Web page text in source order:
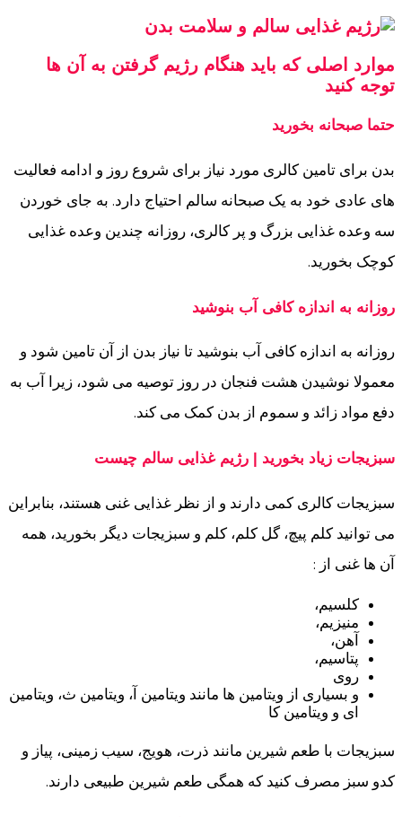
موارد اصلی که باید هنگام رژیم گرفتن به آن ها
توجه کنید
حتما صبحانه بخورید
بدن برای تامین کالری مورد نیاز برای شروع روز و ادامه فعالیت
های عادی خود به یک صبحانه سالم احتیاج دارد. به جای خوردن
سه وعده غذایی بزرگ و پر کالری، روزانه چندین وعده غذایی
کوچک بخورید.
روزانه به اندازه کافی آب بنوشید
روزانه به اندازه کافی آب بنوشید تا نیاز بدن از آن تامین شود و
معمولا نوشیدن هشت فنجان در روز توصیه می شود، زیرا آب به
دفع مواد زائد و سموم از بدن کمک می کند.
سبزیجات زیاد بخورید | رژیم غذایی سالم چیست
سبزیجات کالری کمی دارند و از نظر غذایی غنی هستند، بنابراین
می توانید کلم پیچ، گل کلم، کلم و سبزیجات دیگر بخورید، همه
آن ها غنی از :
کلسیم،
منیزیم،
آهن،
پتاسیم،
روی
و بسیاری از ویتامین ها مانند ویتامین آ، ویتامین ث، ویتامین
ای و ویتامین کا
سبزیجات با طعم شیرین مانند ذرت، هویج، سیب زمینی، پیاز و
کدو سبز مصرف کنید که همگی طعم شیرین طبیعی دارند.